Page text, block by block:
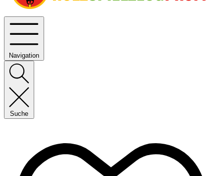
Navigation
Suche